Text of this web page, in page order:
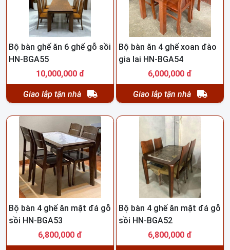
Bộ bàn ghế ăn 6 ghế gỗ sồi
HN-BGA55
10,000,000 đ
Giao lắp tận nhà
Bộ bàn ăn 4 ghế xoan đào
gia lai HN-BGA54
6,000,000 đ
Giao lắp tận nhà
Bộ bàn 4 ghế ăn mặt đá gỗ
sồi HN-BGA53
6,800,000 đ
Bộ bàn 4 ghế ăn mặt đá gỗ
sồi HN-BGA52
6,800,000 đ